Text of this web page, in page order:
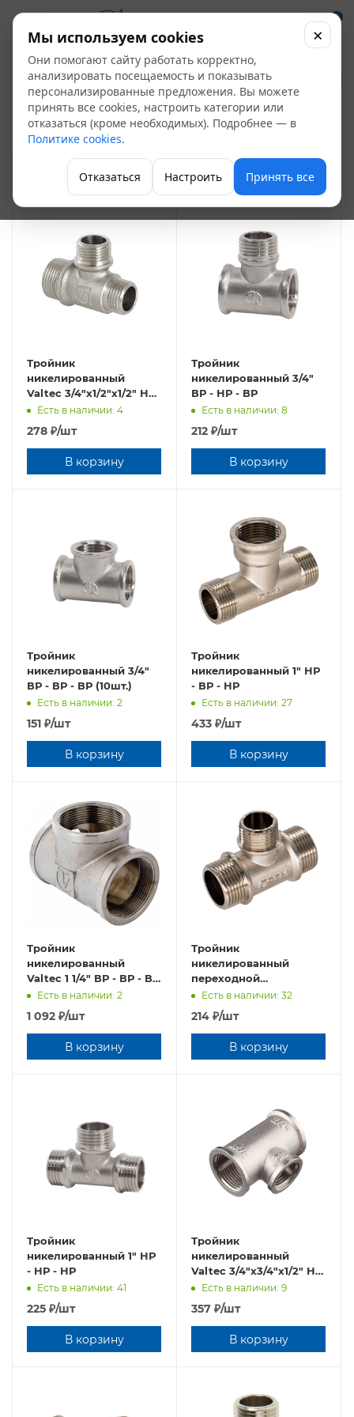
0
Тройник латунный
55
Фитинги латунные
ФИЛЬТР
Тройник
никелированный
Valtec 3/4"х1/2"х1/2" НР
- НР - НР
VTr.131.RN.050404
Есть в наличии: 4
278 ₽/шт
В корзину
Тройник
никелированный 3/4"
ВР - НР - ВР
Есть в наличии: 8
212 ₽/шт
В корзину
Тройник
никелированный 3/4"
ВР - ВР - ВР (10шт.)
Есть в наличии: 2
151 ₽/шт
В корзину
Тройник
никелированный 1" НР
- ВР - НР
Есть в наличии: 27
433 ₽/шт
В корзину
Тройник
никелированный
Valtec 1 1/4" ВР - ВР - ВР
VTr.130.N.0007
Есть в наличии: 2
1 092 ₽/шт
В корзину
Тройник
никелированный
переходной
3/4"х1/2"х3/4" НР - НР -
НР (10шт.)
Есть в наличии: 32
214 ₽/шт
В корзину
Тройник
никелированный 1" НР
- НР - НР
Есть в наличии: 41
225 ₽/шт
В корзину
Тройник
никелированный
Valtec 3/4"х3/4"х1/2" НР
- НР - НР
VTr.131.RN.050504
Есть в наличии: 9
357 ₽/шт
В корзину
Мы используем cookies
Они помогают сайту работать корректно,
анализировать посещаемость и показывать
персонализированные предложения. Вы можете
принять все cookies, настроить категории или
отказаться (кроме необходимых). Подробнее — в
Политике cookies.
Отказаться Настроить Принять все
×